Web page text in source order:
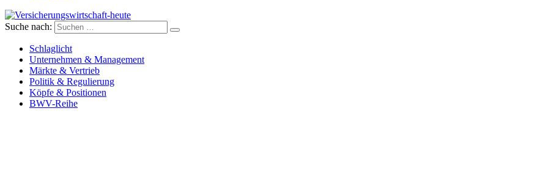
Versicherungswirtschaft-heute
Suche nach:
Schlaglicht
Unternehmen & Management
Märkte & Vertrieb
Politik & Regulierung
Köpfe & Positionen
BWV-Reihe